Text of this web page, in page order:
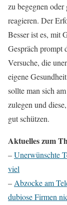
zu begegnen
reagieren. Der
Besser ist es, mit
Gespräch prompt
Versuche, die
eigene
sollte man sich
zulegen und
gut schützen.
Aktuelles zum
–Unerwünschte
viel
– Abzocke am
dubiose Firmen